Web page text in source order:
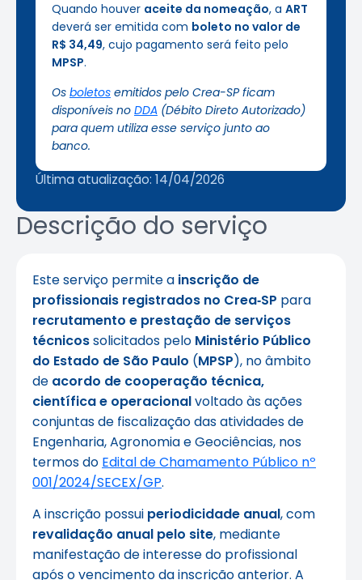
Descrição do serviço
Este serviço permite a inscrição de
profissionais registrados no Crea‑SP para
recrutamento e prestação de serviços
técnicossolicitados pelo Ministério Público
do Estado de São Paulo (MPSP), no âmbito
de acordo de cooperação técnica,
científica e operacionalvoltado às ações
conjuntas de fiscalização das atividades de
Engenharia, Agronomia e Geociências, nos
termos do Edital de Chamamento Público nº
001/2024/SECEX/GP.
A inscrição possui periodicidade anual, com
revalidação anual pelo site, mediante
manifestação de interesse do profissional
após o vencimento da inscrição anterior. A
Quando houver aceite da nomeação, a ART
deverá ser emitida com boleto no valor de
R$ 34,49, cujo pagamento será feito pelo
MPSP.
Os boletos emitidos pelo Crea-SP ficam
disponíveis no DDA (Débito Direto Autorizado)
para quem utiliza esse serviço junto ao
banco.
Última atualização: 14/04/2026